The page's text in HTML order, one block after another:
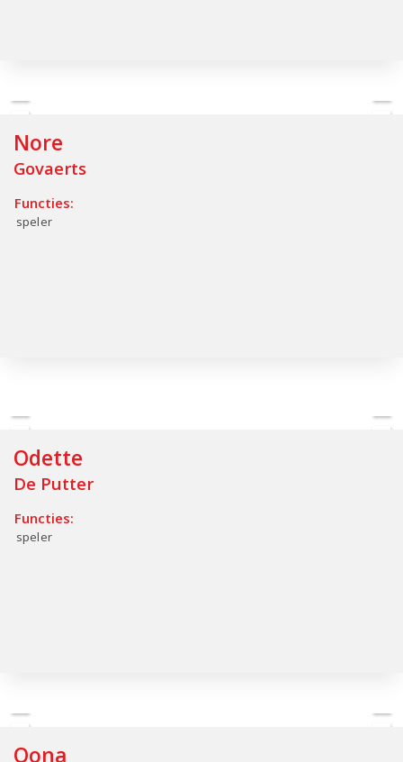
Nore
Govaerts
Functies:
speler
Odette
De Putter
Functies:
speler
Oona